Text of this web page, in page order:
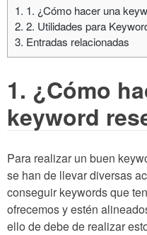
1. 1. ¿Cómo hacer una
2. 2. Utilidades para
3. Entradas relacionadas
1. ¿Cómo
keyword
Para realizar un buen
se han de llevar diversas
conseguir keywords que
ofrecemos y estén
ello de debe de realizar